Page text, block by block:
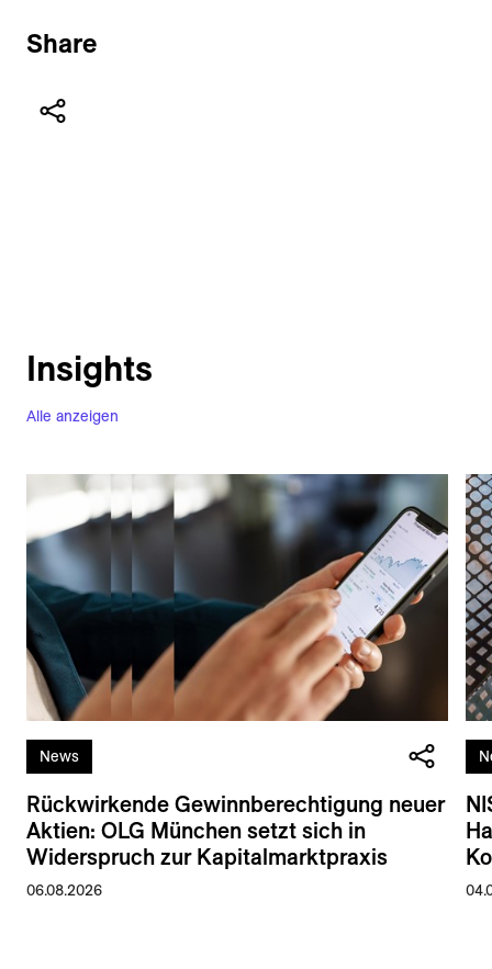
Share
Alle anzeigen
Insights
News
Rückwirkende Gewinnberechtigung neuer
Aktien: OLG München setzt sich in
Widerspruch zur Kapitalmarktpraxis
06.08.2026